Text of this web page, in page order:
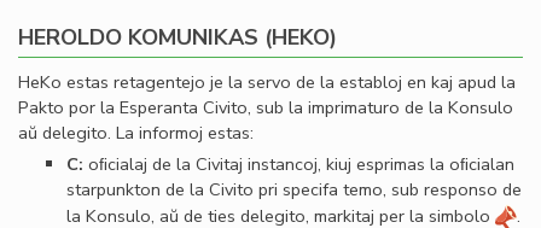
HEROLDO KOMUNIKAS (HEKO)
HeKo estas retagentejo je la servo de la establoj en kaj apud la
Pakto por la Esperanta Civito, sub la imprimaturo de la Konsulo
aŭ delegito. La informoj estas:
C: oﬁcialaj de la Civitaj instancoj, kiuj esprimas la oﬁcialan
starpunkton de la Civito pri specifa temo, sub responso de
la Konsulo, aŭ de ties delegito, markitaj per la simbolo
.